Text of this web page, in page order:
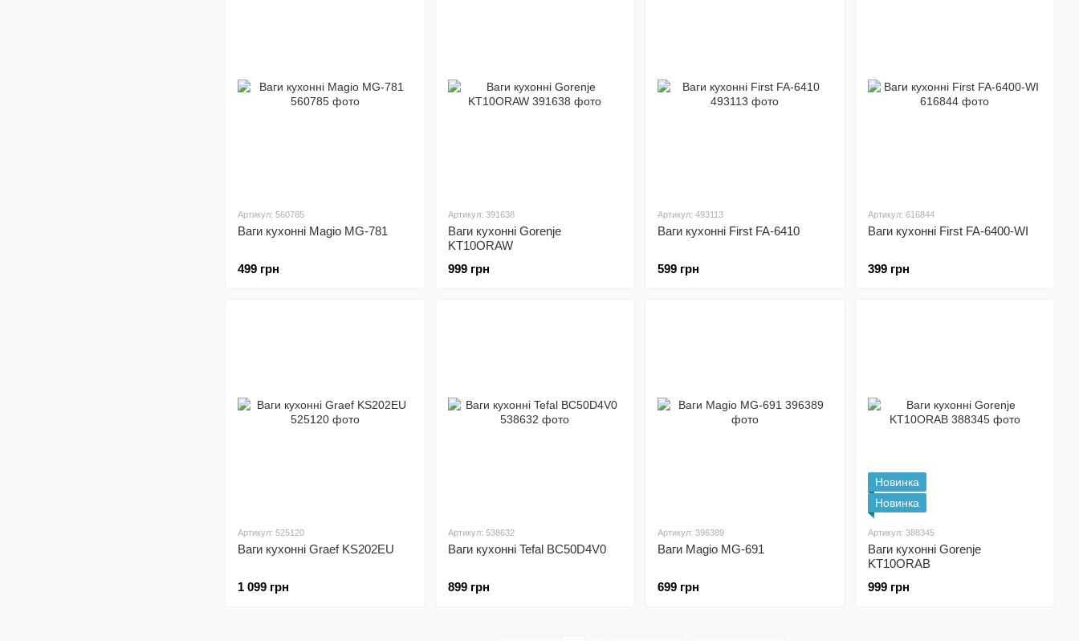
Артикул: 560785
Ваги кухонні Magio MG-781
499 грн
Артикул: 391638
Ваги кухонні Gorenje
KT10ORAW
999 грн
Артикул: 493113
Ваги кухонні First FA-6410
599 грн
Артикул: 616844
Ваги кухонні First FA-6400-WI
399 грн
Артикул: 525120
Ваги кухонні Graef KS202EU
1 099 грн
Артикул: 538632
Ваги кухонні Tefal BC50D4V0
899 грн
Артикул: 396389
Ваги Magio MG-691
699 грн
Новинка
Новинка
Артикул: 388345
Ваги кухонні Gorenje
KT10ORAB
999 грн